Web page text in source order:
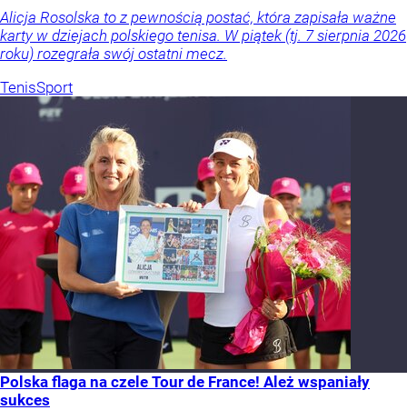
Alicja Rosolska to z pewnością postać, która zapisała ważne
karty w dziejach polskiego tenisa. W piątek (tj. 7 sierpnia 2026
roku) rozegrała swój ostatni mecz.
TenisSport
Polska flaga na czele Tour de France! Ależ wspaniały
sukces